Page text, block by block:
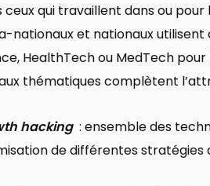
ceux qui travaillent dans ou
nationaux et nationaux utilisent
HealthTech ou MedTech
thématiques complètent
hacking : ensemble des
de différentes stratégies